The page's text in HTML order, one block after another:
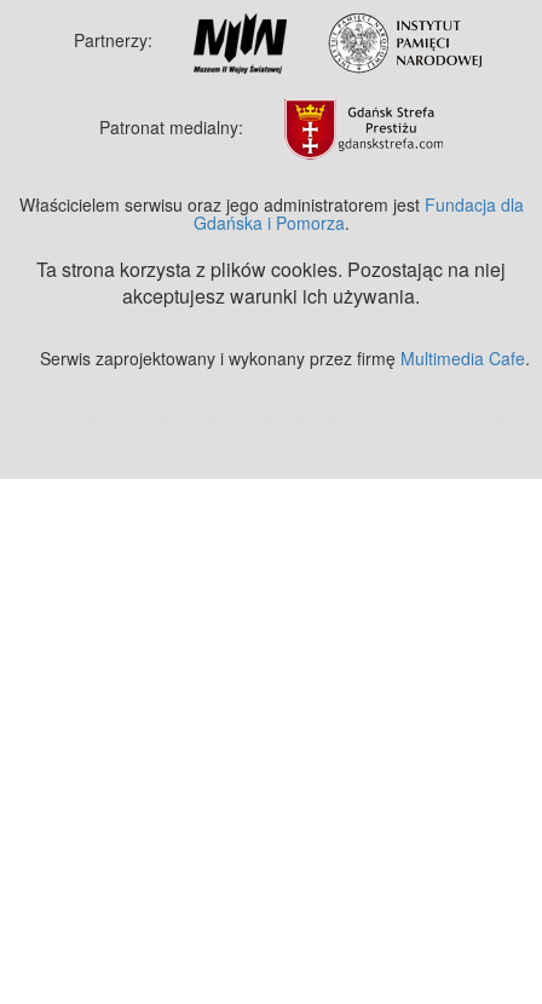
Partnerzy:
Patronat medialny:
Właścicielem serwisu oraz jego administratorem jest Fundacja dla
Gdańska i Pomorza.
Ta strona korzysta z plików cookies. Pozostając na niej
akceptujesz warunki ich używania.
Serwis zaprojektowany i wykonany przez firmę Multimedia Cafe.